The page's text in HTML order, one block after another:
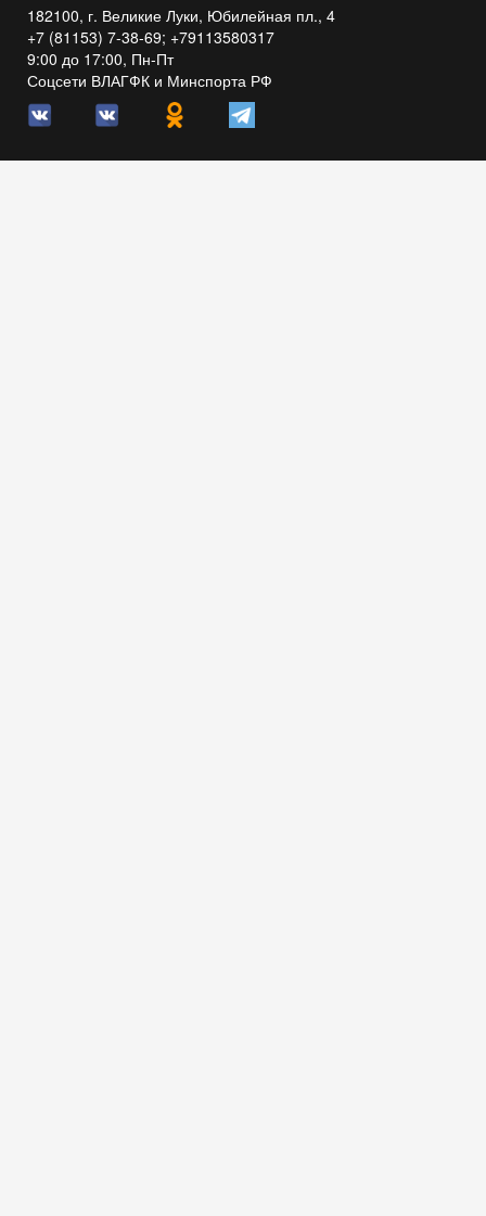
182100, г. Великие Луки, Юбилейная пл., 4
+7 (81153) 7-38-69; +79113580317
9:00 до 17:00, Пн-Пт
Соцсети ВЛАГФК и Минспорта РФ